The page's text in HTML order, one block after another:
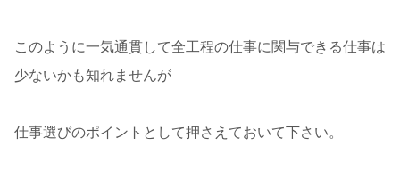
このように一気通貫して全工程の仕事に関与できる仕事は
少ないかも知れませんが
仕事選びのポイントとして押さえておいて下さい。